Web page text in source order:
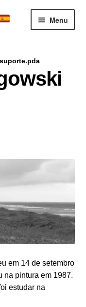
Menu
menu
suporte.pda
em 14 de setembro
na pintura em 1987.
estudar na